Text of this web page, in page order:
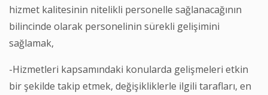
hizmet kalitesinin nitelikli personelle sağlanacağının
bilincinde olarak personelinin sürekli gelişimini
sağlamak,
-Hizmetleri kapsamındaki konularda gelişmeleri etkin
bir şekilde takip etmek, değişikliklerle ilgili tarafları, en